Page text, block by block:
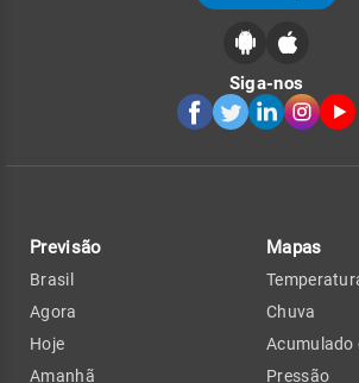
Siga-nos
Previsão
Brasil
Agora
Hoje
Amanhã
Mapas
Chuva
Acumulado
Pressão